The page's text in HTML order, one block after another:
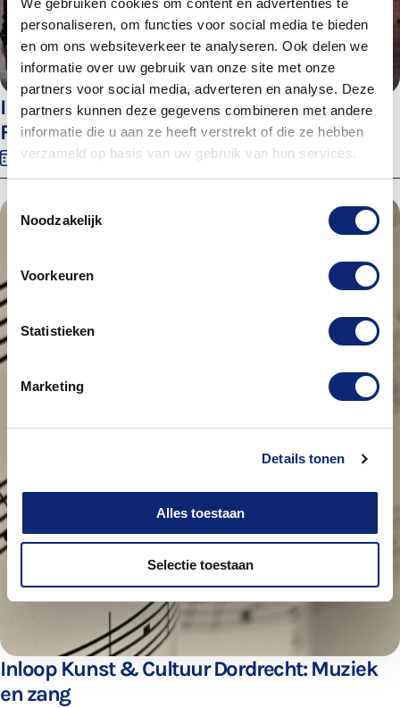
We gebruiken cookies om content en advertenties te
personaliseren, om functies voor social media te bieden
en om ons websiteverkeer te analyseren. Ook delen we
informatie over uw gebruik van onze site met onze
partners voor social media, adverteren en analyse. Deze
partners kunnen deze gegevens combineren met andere
informatie die u aan ze heeft verstrekt of die ze hebben
verzameld op basis van uw gebruik van hun services.
Toestemmingsselectie
Noodzakelijk
Voorkeuren
Statistieken
Marketing
Details tonen
Alles toestaan
Selectie toestaan
Inloop Kunst & Cultuur Dordrecht:
Fotografie
27 oktober 2026 09:30 Energiehuis, Ruimte P09
Inloop Kunst & Cultuur Dordrecht: Muziek
en zang